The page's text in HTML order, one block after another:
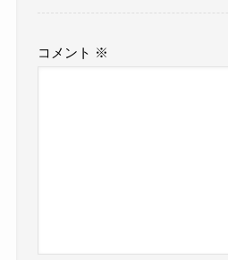
コメント ※